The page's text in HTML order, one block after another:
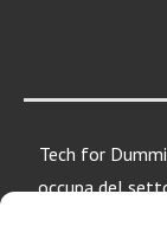
Tech for
occupa del
una